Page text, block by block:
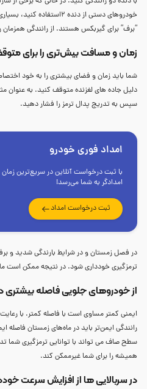
خودروهای دستی از دنده
“برف” برای گیربکس هستند. از رانندگی همزمان
زمان و مسافت بیش‌تری را برای
شما باید زمان و فضای بیشتری را به خود
دلیل جاده های لغزنده متوقف کنید. به عنوان
سپس به تدریج پدال ترمز را فشار دهید.
امداد فوری خودرو
با ثبت درخواست آنلاین در سریع‌ترین زمان
امدادگر به شما می‌رسد!
ثبت درخواست امداد
در فصل زمستان و در شرایط بارندگی شدید و
ترمزگیری خودداری شود. در نتیجه ممکن است
از خودروهای جلویی فاصله بیشتری
ایمنی کمتر مساوی است با فاصله کمتر. با
رانندگی ایمن‌تر باید در ماه‌های زمستان
سطح صاف می تواند با توانایی ترمزگیری
همیشه را برای شما غیرممکن کند.
در سربالایی ها از افزایش سرعت